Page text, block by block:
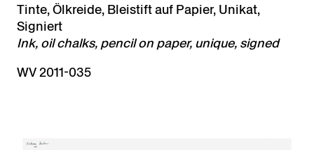
Tinte, Ölkreide, Bleistift auf Papier, Unikat,
Signiert
Ink, oil chalks, pencil on paper, unique, signed
WV 2011-035